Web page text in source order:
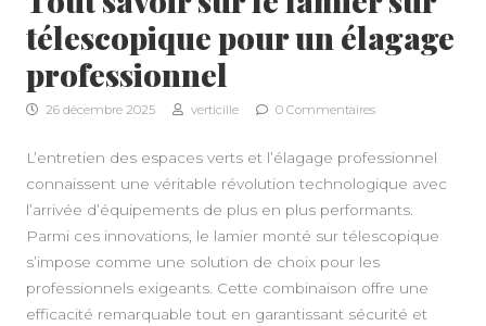
télescopique pour un élagage
professionnel
26 décembre 2025 verticille 0 Commentaires
L’entretien des espaces verts et l’élagage professionnel
connaissent une véritable révolution technologique avec
l’arrivée d’équipements de plus en plus performants.
Parmi ces innovations, le lamier monté sur télescopique
s’impose comme une solution de choix pour les
professionnels exigeants. Cette combinaison offre une
efficacité remarquable tout en garantissant sécurité et